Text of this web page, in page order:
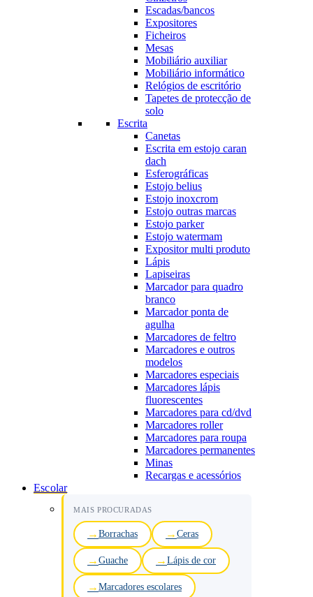
Escadas/bancos
Expositores
Ficheiros
Mesas
Mobiliário auxiliar
Mobiliário informático
Relógios de escritório
Tapetes de protecção de
solo
Escrita
Canetas
Escrita em estojo caran
dach
Esferográficas
Estojo belius
Estojo inoxcrom
Estojo outras marcas
Estojo parker
Estojo watermam
Expositor multi produto
Lápis
Lapiseiras
Marcador para quadro
branco
Marcador ponta de
agulha
Marcadores de feltro
Marcadores e outros
modelos
Marcadores especiais
Marcadores lápis
fluorescentes
Marcadores para cd/dvd
Marcadores roller
Marcadores para roupa
Marcadores permanentes
Minas
Recargas e acessórios
Escolar
MAIS PROCURADAS
Borrachas Ceras
Guache Lápis de cor
Marcadores escolares